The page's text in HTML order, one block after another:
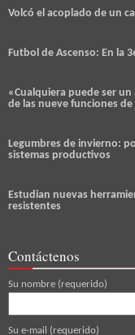
Volcó el acoplado de un
Futbol de Ascenso: En la
«Cualquiera puede ser
de las nueve funciones
Legumbres de invierno:
sistemas productivos
Estudian nuevas
resistentes
Contáctenos
Su nombre (requerido)
Su e-mail (requerido)